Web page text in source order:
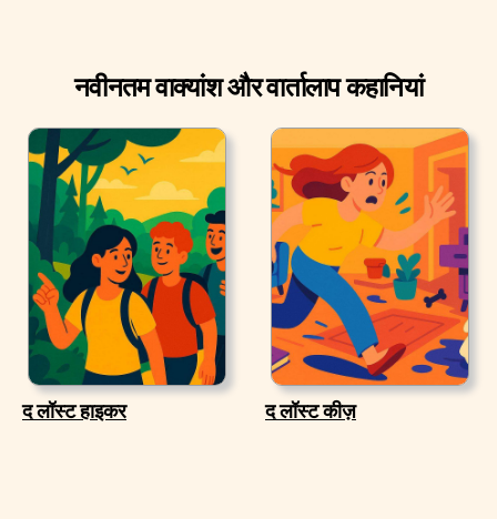
नवीनतम वाक्यांश और वार्तालाप कहानियां
द लॉस्ट हाइकर द लॉस्ट कीज़